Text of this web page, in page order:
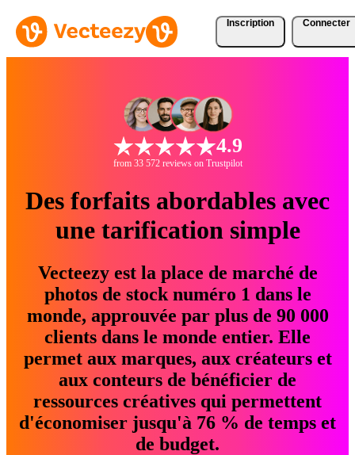
Inscription Connecter
4.9
from 33 572 reviews on Trustpilot
Des forfaits abordables avec
une tarification simple
Vecteezy est la place de marché de
photos de stock numéro 1 dans le
monde, approuvée par plus de 90 000
clients dans le monde entier. Elle
permet aux marques, aux créateurs et
aux conteurs de bénéficier de
ressources créatives qui permettent
d'économiser jusqu'à 76 % de temps et
de budget.